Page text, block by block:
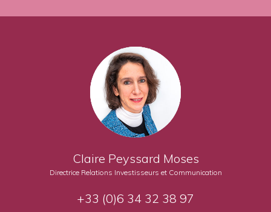
Claire Peyssard Moses
Directrice Relations Investisseurs et Communication
+33 (0)6 34 32 38 97